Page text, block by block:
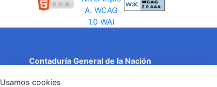
Contaduría General de la Nación
Entidad adscrita al Ministerio de Hacienda y Crédito
Usamos cookies